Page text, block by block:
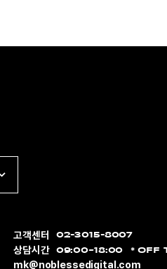
고객센터 02-3015-8007
상담시간 09:00~18:00 OFF
mk@noblessedigital.com